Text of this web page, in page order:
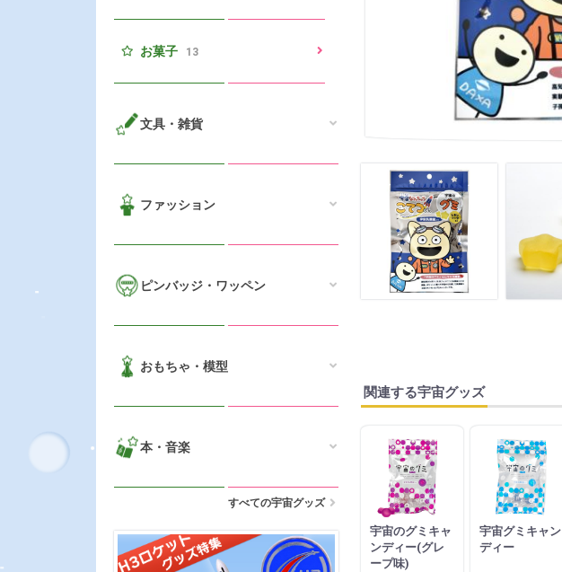
お菓子 13
文具・雑貨
ファッション
ピンバッジ・ワッペン
おもちゃ・模型
本・音楽
すべての宇宙グッズ
関連する宇宙グッズ
宇宙のグミキャ
ンディー(グレ
ープ味)
宇宙グミキャン
ディー